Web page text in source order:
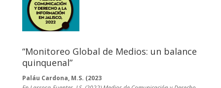
“Monitoreo Global de Medios: un balance
quinquenal”
Paláu Cardona, M.S. (2023